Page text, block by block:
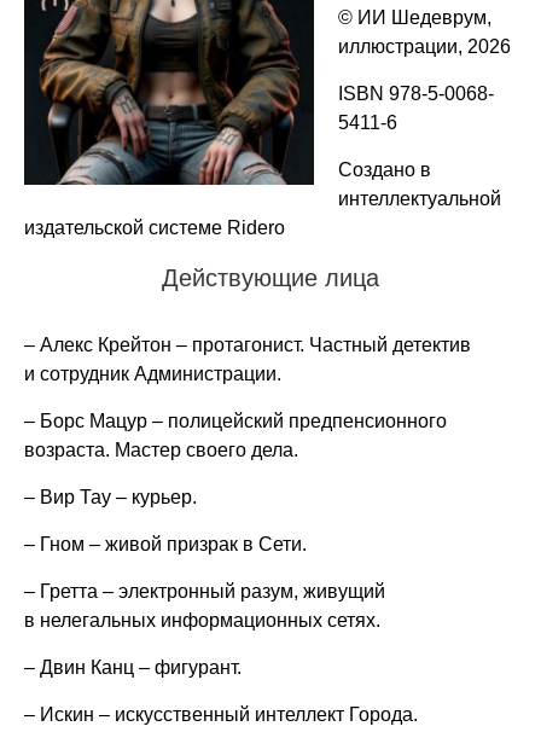
© ИИ Шедеврум,
иллюстрации, 2026
ISBN 978-5-0068-
5411-6
Создано в
интеллектуальной
издательской системе Ridero
Действующие лица
– Алекс Крейтон – протагонист. Частный детектив
и сотрудник Администрации.
– Борс Мацур – полицейский предпенсионного
возраста. Мастер своего дела.
– Вир Тау – курьер.
– Гном – живой призрак в Сети.
– Гретта – электронный разум, живущий
в нелегальных информационных сетях.
– Двин Канц – фигурант.
– Искин – искусственный интеллект Города.